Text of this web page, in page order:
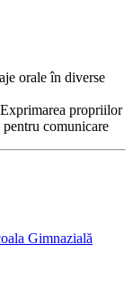
orale în diverse
propriilor
comunicare
Gimnazială